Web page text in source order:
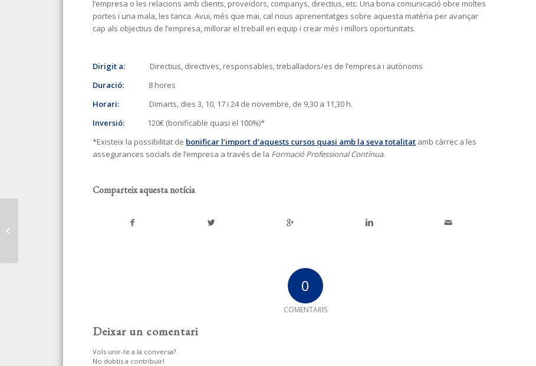
l’empresa o les relacions amb clients, proveïdors, companys, directius, etc. Una bona comunicació obre moltes
portes i una mala, les tanca. Avui, més que mai, cal nous aprenentatges sobre aquesta matèria per avançar
cap als objectius de l’empresa, millorar el treball en equip i crear més i millors oportunitats.
Dirigit a: Directius, directives, responsables, treballadors/es de l’empresa i autònoms
Duració: 8 hores
Horari: Dimarts, dies 3, 10, 17 i 24 de novembre, de 9,30 a 11,30 h.
Inversió: 120€ (bonificable quasi el 100%)*
*Existeix la possibilitat de bonificar l’import d’aquests cursos quasi amb la seva totalitat amb càrrec a les
assegurances socials de l’empresa a través de la Formació Professional Contínua.
Comparteix aquesta notícia
0
COMENTARIS
Deixar un comentari
Vols unir-te a la conversa?
No dubtis a contribuir!